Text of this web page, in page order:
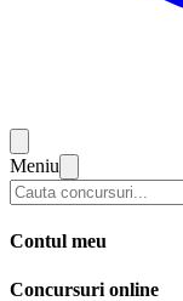
Meniu
Contul meu
Concursuri online